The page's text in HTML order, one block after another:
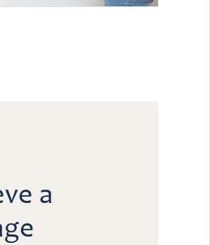
a